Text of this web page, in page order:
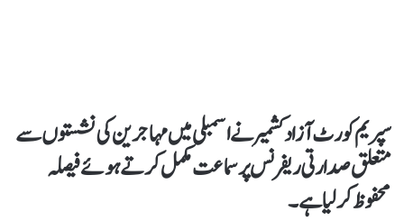
سپریم کورٹ آزاد کشمیر نے اسمبلی میں مہاجرین کی نشستوں سے
متعلق صدارتی ریفرنس پر سماعت مکمل کرتےہوئے فیصلہ
محفوظ کرلیا ہے۔